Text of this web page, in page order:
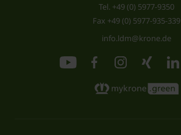
Tel. +49 (0) 5977-9350
Fax +49 (0) 5977-935-339
info.ldm@krone.de